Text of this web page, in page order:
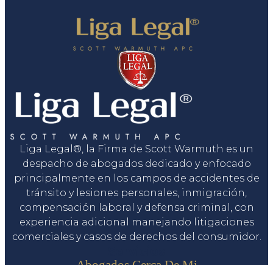
Liga Legal®, la Firma de Scott Warmuth es un
despacho de abogados dedicado y enfocado
principalmente en los campos de accidentes de
tránsito y lesiones personales, inmigración,
compensación laboral y defensa criminal, con
experiencia adicional manejando litigaciones
comerciales y casos de derechos del consumidor.